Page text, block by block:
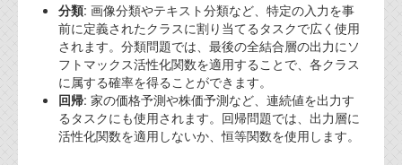
分類: 画像分類やテキスト分類など、特定の入力を事
前に定義されたクラスに割り当てるタスクで広く使用
されます。分類問題では、最後の全結合層の出力にソ
フトマックス活性化関数を適用することで、各クラス
に属する確率を得ることができます。
回帰: 家の価格予測や株価予測など、連続値を出力す
るタスクにも使用されます。回帰問題では、出力層に
活性化関数を適用しないか、恒等関数を使用します。